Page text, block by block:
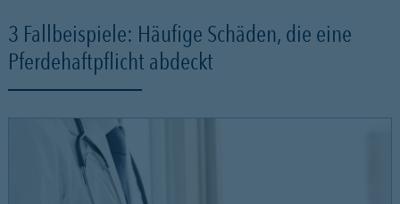
3 Fallbeispiele: Häufige Schäden, die eine
Pferdehaftpflicht abdeckt